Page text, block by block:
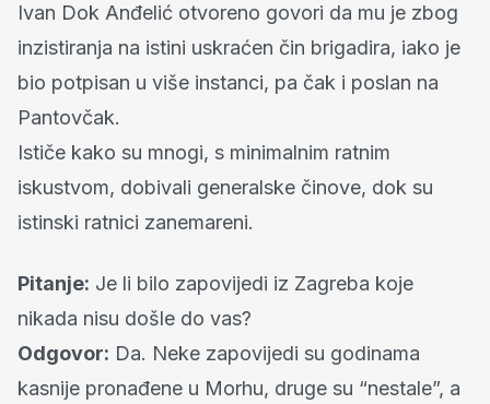
Ivan Dok Anđelić otvoreno govori da mu je zbog
inzistiranja na istini uskraćen čin brigadira, iako je
bio potpisan u više instanci, pa čak i poslan na
Pantovčak.
Ističe kako su mnogi, s minimalnim ratnim
iskustvom, dobivali generalske činove, dok su
istinski ratnici zanemareni.
Pitanje: Je li bilo zapovijedi iz Zagreba koje
nikada nisu došle do vas?
Odgovor: Da. Neke zapovijedi su godinama
kasnije pronađene u Morhu, druge su “nestale”, a